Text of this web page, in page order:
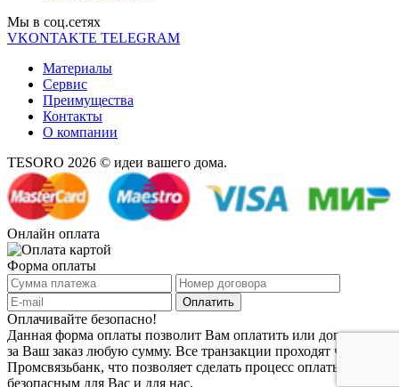
Мы в соц.cетях
VKONTAKTE TELEGRAM
Материалы
Сервис
Преимущества
Контакты
О компании
TESORO 2026 © идеи вашего дома.
Онлайн оплата
Форма оплаты
Оплачивайте безопасно!
Данная форма оплаты позволит Вам оплатить или доплатить
за Ваш заказ любую сумму. Все транзакции проходят через
Промсвязьбанк, что позволяет сделать процесс оплаты заказа
безопасным для Вас и для нас.